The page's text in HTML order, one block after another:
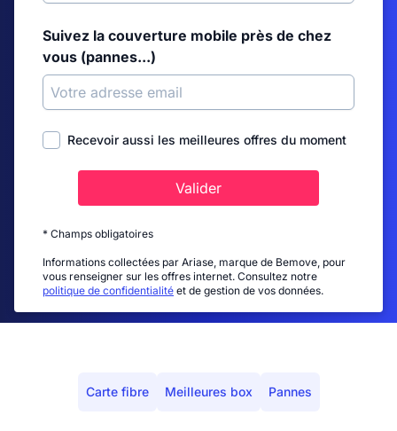
Suivez la couverture mobile près de chez
vous (pannes...)
Recevoir aussi les meilleures offres du moment
Valider
* Champs obligatoires
Informations collectées par Ariase, marque de Bemove, pour
vous renseigner sur les offres internet. Consultez notre
politique de confidentialité et de gestion de vos données.
Carte fibre Meilleures box Pannes